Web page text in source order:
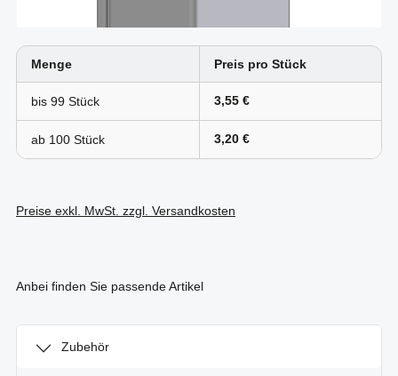
Menge Preis pro Stück
bis 99 3,55 €
ab 100 3,20 €
Preise exkl. MwSt. zzgl. Versandkosten
Anbei finden Sie passende Artikel
Zubehör